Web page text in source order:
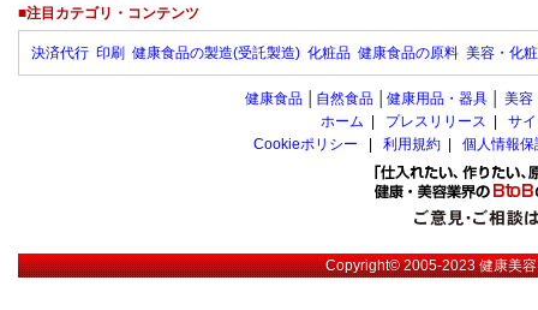
■注目カテゴリ・コンテンツ
決済代行 印刷 健康食品の製造(受託製造) 化粧品 健康食品の原料 美容・化
健康食品 自然食品 健康用品・器具 美容
ホーム
プレスリリース
サ
Cookieポリシー
利用規約 個人情報
Copyright© 2005-2023健康美